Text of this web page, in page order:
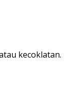
kecoklatan.